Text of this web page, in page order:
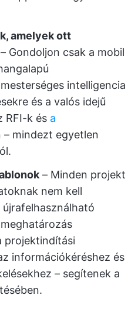
amelyek ott
– Gondoljon csak a mobil
intelligencia
és a valós idejű
RFI-k és a
– mindezt egyetlen
– Minden projekt
nem kell
projektindítási
információkéréshez és
– segítenek a